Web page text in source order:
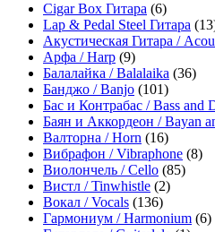
Cigar Box Гитара (6)
Lap & Pedal Steel Гитара
Акустическая Гитара /
Арфа / Harp (9)
Балалайка / Balalaika (36)
Банджо / Banjo (101)
Бас и Контрабас / Bass and
Баян и Аккордеон / Bayan
Валторна / Horn (16)
Вибрафон / Vibraphone (8)
Виолончель / Cello (85)
Вистл / Tinwhistle (2)
Вокал / Vocals (136)
Гармониум / Harmonium (6)